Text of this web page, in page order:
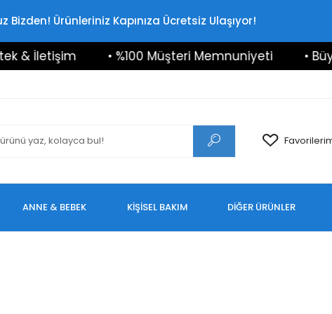
Bizden! Ürünleriniz Kapınıza Ücretsiz Ulaşıyor!
& İletişim • %100 Müşteri Memnuniyeti •
ANNE & BEBEK KİŞİSEL BAKIM DİĞER ÜRÜNLER